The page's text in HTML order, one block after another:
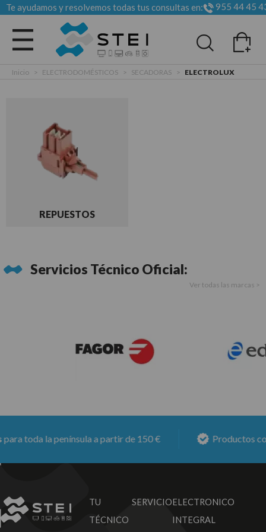
Te ayudamos y resolvemos todas tus consultas en: 955 44 45
Todas las categorias
Inicio > ELECTRODOMÉSTICOS > SECADORAS > ELECTROLUX
REPUESTOS
Servicios Técnico Oficial:
Ver todas las marcas >
toda la península a partir de 150 € Productos con
TU SERVICIO
TÉCNICO
ELECTRONICO
INTEGRAL